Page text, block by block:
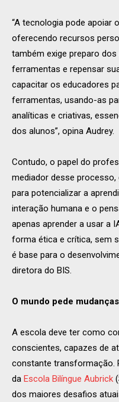
“A tecnologia pode apoiar
oferecendo recursos
também exige preparo
ferramentas e repensar
capacitar os educadores
ferramentas, usando-as
analíticas e criativas,
dos alunos”, opina Audrey.
Contudo, o papel do
mediador desse
para potencializar a
interação humana e o
apenas aprender a usar a
forma ética e crítica, sem
é base para o
diretora do BIS.
O mundo pede mudanças
A escola deve ter como
conscientes, capazes de
constante transformação.
da Escola Bilíngue Aubrick
dos maiores desafios